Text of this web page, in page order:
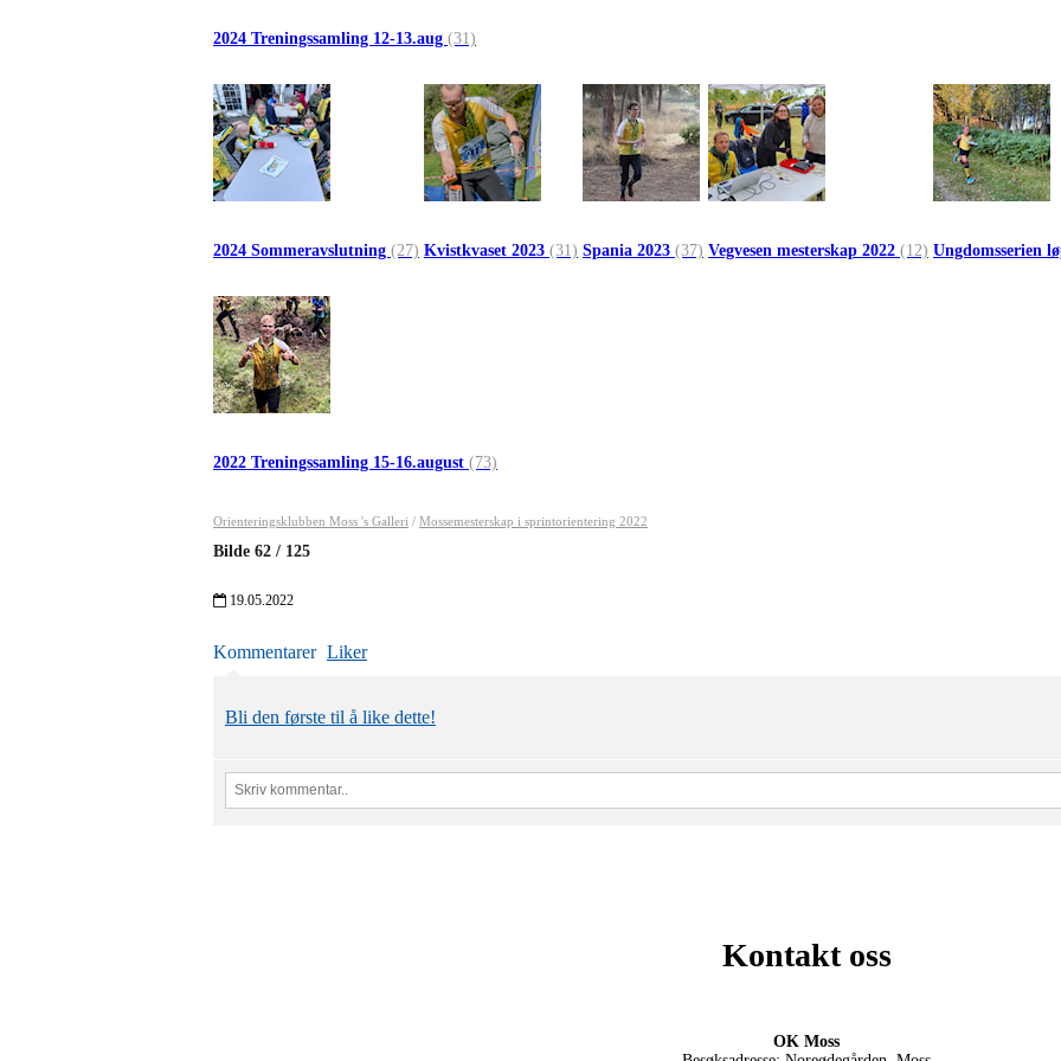
2024 Treningssamling 12-13.aug (31)
2024 Sommeravslutning (27) Kvistkvaset 2023 (31) Spania 2023 (37) Vegvesen mesterskap 2022 (12) Ungdomsserien
2022 Treningssamling 15-16.august (73)
Orienteringsklubben Moss 's Galleri / Mossemesterskap i sprintorientering 2022
Bilde 62 / 125
19.05.2022
Kommentarer Liker
Bli den første til å like dette!
Kontakt oss
OK Moss